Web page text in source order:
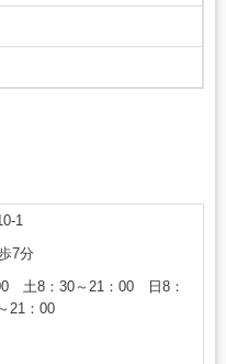
1
7分
土8：30～21：00 日8：
21：00